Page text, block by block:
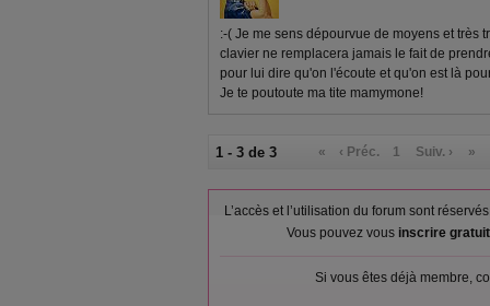
:-( Je me sens dépourvue de moyens et très
clavier ne remplacera jamais le fait de
pour lui dire qu'on l'écoute et qu'on est là
Je te poutoute ma tite mamymone!
1 - 3 de 3 « ‹ Préc. 1 Suiv. › »
L’accès et l’utilisation du forum sont
Vous pouvez vous inscrire
Si vous êtes déjà membre,